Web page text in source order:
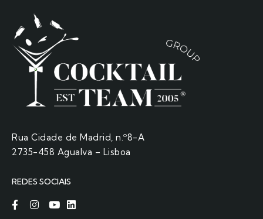
Rua Cidade de Madrid, n.º8-A
2735-458 Agualva – Lisboa
REDES SOCIAIS